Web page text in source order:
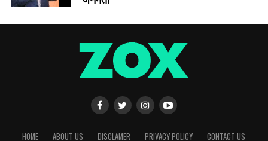
HOME ABOUT US DISCLAMER PRIVACY POLICY CONTACT US